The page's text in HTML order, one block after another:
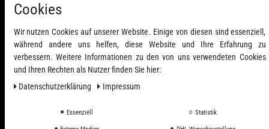
Cookies
Wir nutzen Cookies auf unserer Website. Einige von diesen sind essenziell,
während andere uns helfen, diese Website und Ihre Erfahrung zu
verbessern. Weitere Informationen zu den von uns verwendeten Cookies
und Ihren Rechten als Nutzer finden Sie hier:
Daten­schutz­erklärung
Impressum
Essenziell Statistik